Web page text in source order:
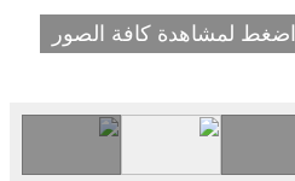
اضغط لمشاهدة كافة الصور